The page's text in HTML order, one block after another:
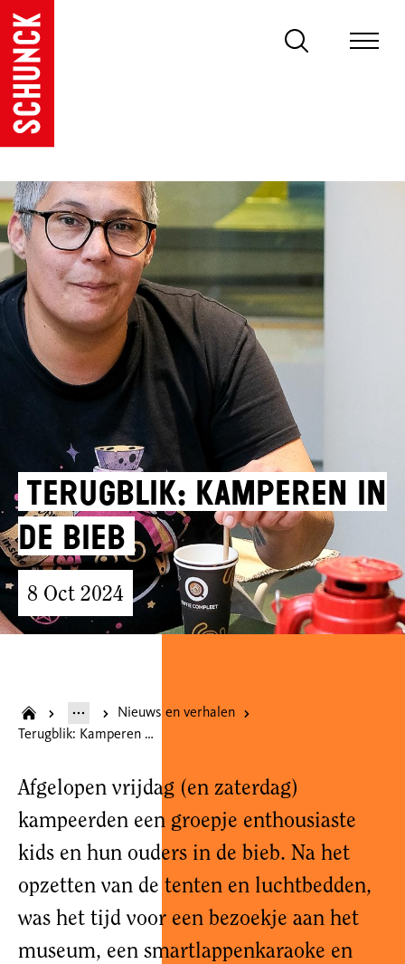
Terugblik: Kamperen in
de bieb
8 Oct 2024
Nieuws en verhalen
Terugblik: Kamperen in de bieb
Afgelopen vrijdag (en zaterdag)
kampeerden een groepje enthousiaste
kids en hun ouders in de bieb. Na het
opzetten van de tenten en luchtbedden,
was het tijd voor een bezoekje aan het
museum, een smartlappenkaraoke en